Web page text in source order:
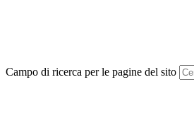
Campo di ricerca per le pagine del sito